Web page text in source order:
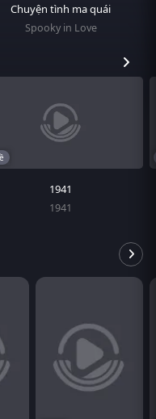
Chuyện tình ma quái
Spooky in Love
1941
1941